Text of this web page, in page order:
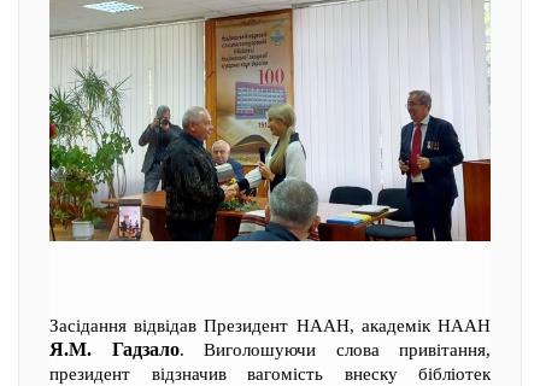
Засідання відвідав Президент НААН, академік НААН
Я.М. Гадзало. Виголошуючи слова привітання,
президент відзначив вагомість внеску бібліотек